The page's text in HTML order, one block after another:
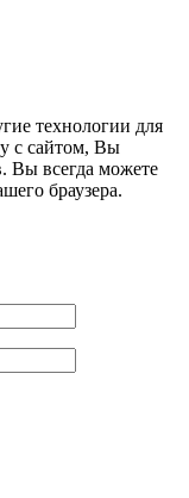
технологии для
с сайтом, Вы
Вы всегда можете
браузера.